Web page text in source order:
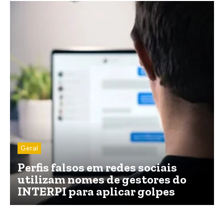
Geral
Perfis falsos em redes sociais
utilizam nomes de gestores do
INTERPI para aplicar golpes